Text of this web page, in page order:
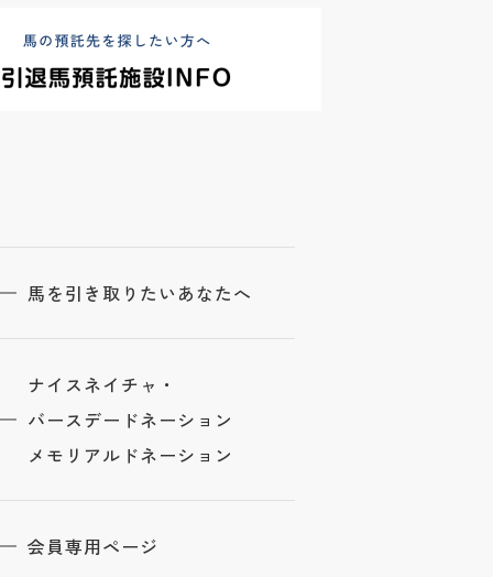
馬を引き取りたいあなたへ
ナイスネイチャ・
バースデードネーション
メモリアルドネーション
会員専用ページ